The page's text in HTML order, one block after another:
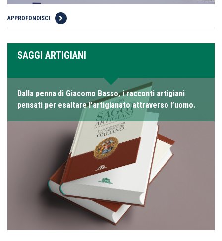
APPROFONDISCI
SAGGI ARTIGIANI
Dalla penna di Giacomo Basso, i racconti artigiani
pensati per esaltare l’artigianato attraverso l’uomo.